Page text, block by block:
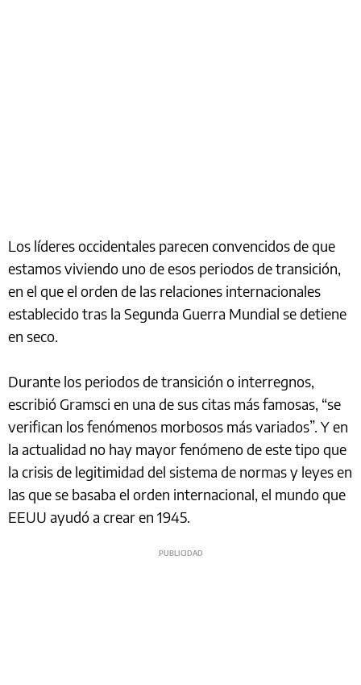
Los líderes occidentales parecen convencidos de que
estamos viviendo uno de esos periodos de transición,
en el que el orden de las relaciones internacionales
establecido tras la Segunda Guerra Mundial se detiene
en seco.
Durante los periodos de transición o interregnos,
escribió Gramsci en una de sus citas más famosas, “se
verifican los fenómenos morbosos más variados”. Y en
la actualidad no hay mayor fenómeno de este tipo que
la crisis de legitimidad del sistema de normas y leyes en
las que se basaba el orden internacional, el mundo que
EEUU ayudó a crear en 1945.